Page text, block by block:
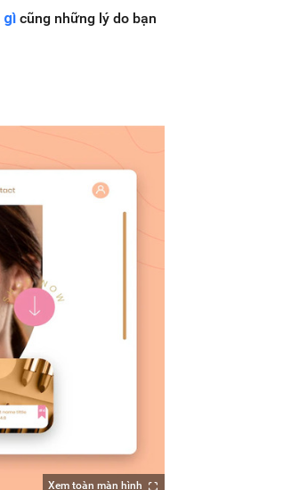
gì cũng những lý do bạn
Xem toàn màn hình